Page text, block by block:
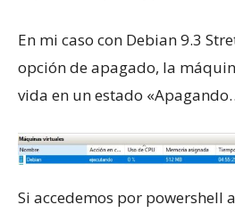
En mi caso con Debian 9.3
opción de apagado, la
vida en un estado
Si accedemos por powershell